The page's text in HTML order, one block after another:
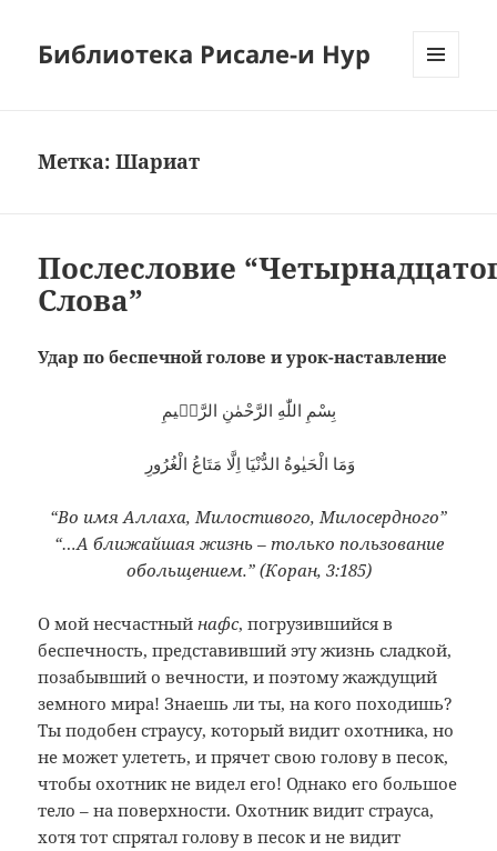
Библиотека Рисале-и Нур
Метка:Шариат
Послесловие
Слова”
Удар по беспечной голове и урок-наставление
بِسْمِ اللّٰهِ الرَّحْمٰنِ الرَّحٖيمِ
وَمَا الْحَيٰوةُ الدُّنْيَا اِلَّا مَتَاعُ الْغُرُورِ
“Во имя Аллаха, Милостивого, Милосердного”
“…А ближайшая жизнь – только пользование
обольщением.” (Коран, 3:185)
О мой несчастныйнафс, погрузившийся в
беспечность, представивший эту жизнь сладкой,
позабывший о вечности, и поэтому жаждущий
земного мира! Знаешь ли ты, на кого походишь?
Ты подобен страусу, который видит охотника, но
не может улететь, и прячет свою голову в песок,
чтобы охотник не видел его! Однако его большое
тело – на поверхности. Охотник видит страуса,
хотя тот спрятал голову в песок и не видит